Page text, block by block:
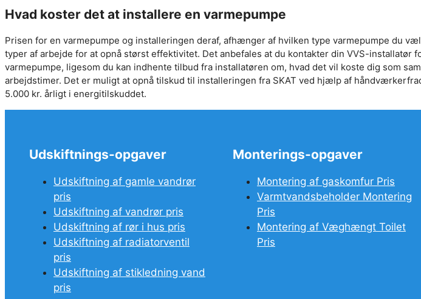
Hvad koster det at installere en varmepumpe
Prisen for en varmepumpe og installeringen deraf, afhænger af hvilken type varmepumpe du
typer af arbejde for at opnå størst effektivitet. Det anbefales at du kontakter din VVS-installatør
varmepumpe, ligesom du kan indhente tilbud fra installatøren om, hvad det vil koste dig som
arbejdstimer. Det er muligt at opnå tilskud til installeringen fra SKAT ved hjælp af
5.000 kr. årligt i energitilskuddet.
Udskiftnings-opgaver
Udskiftning af gamle vandrør
pris
Udskiftning af vandrør pris
Udskiftning af rør i hus pris
Udskiftning af radiatorventil
pris
Udskiftning af stikledning vand
pris
Monterings-opgaver
Montering af gaskomfur Pris
Varmtvandsbeholder Montering
Pris
Montering af Væghængt Toilet
Pris